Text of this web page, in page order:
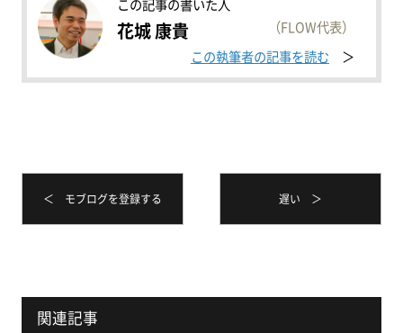
この記事の書いた人
花城 康貴
（FLOW代表）
この執筆者の記事を読む
＜ モブログを登録する 遅い ＞
関連記事